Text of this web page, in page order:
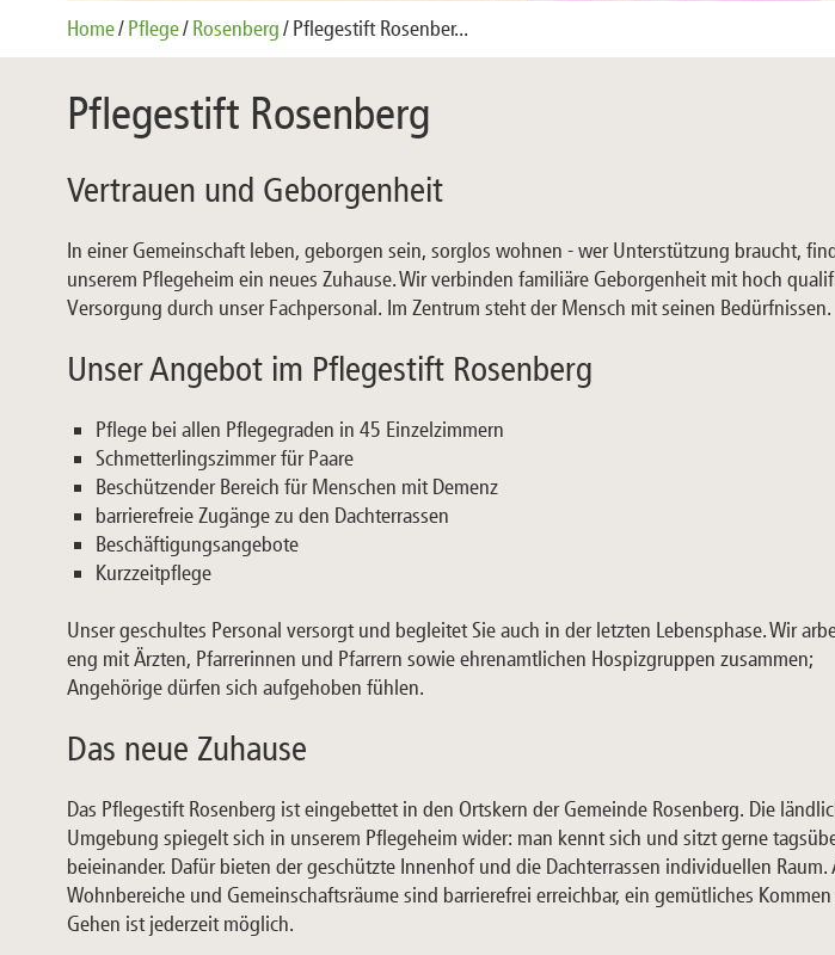
Home Pflege Rosenberg Pflegestift Rosenber...
Pflegestift Rosenberg
Vertrauen und Geborgenheit
In einer Gemeinschaft leben, geborgen sein, sorglos wohnen - wer Unterstützung braucht,
unserem Pflegeheim ein neues Zuhause. Wir verbinden familiäre Geborgenheit mit hoch
Versorgung durch unser Fachpersonal. Im Zentrum steht der Mensch mit seinen Bedürfnissen.
Unser Angebot im Pflegestift Rosenberg
Pflege bei allen Pflegegraden in 45 Einzelzimmern
Schmetterlingszimmer für Paare
Beschützender Bereich für Menschen mit Demenz
barrierefreie Zugänge zu den Dachterrassen
Beschäftigungsangebote
Kurzzeitpflege
Unser geschultes Personal versorgt und begleitet Sie auch in der letzten Lebensphase. Wir
eng mit Ärzten, Pfarrerinnen und Pfarrern sowie ehrenamtlichen Hospizgruppen zusammen;
Angehörige dürfen sich aufgehoben fühlen.
Das neue Zuhause
Das Pflegestift Rosenberg ist eingebettet in den Ortskern der Gemeinde Rosenberg. Die
Umgebung spiegelt sich in unserem Pflegeheim wider: man kennt sich und sitzt gerne
beieinander. Dafür bieten der geschützte Innenhof und die Dachterrassen individuellen Raum.
Wohnbereiche und Gemeinschaftsräume sind barrierefrei erreichbar, ein gemütliches
Gehen ist jederzeit möglich.